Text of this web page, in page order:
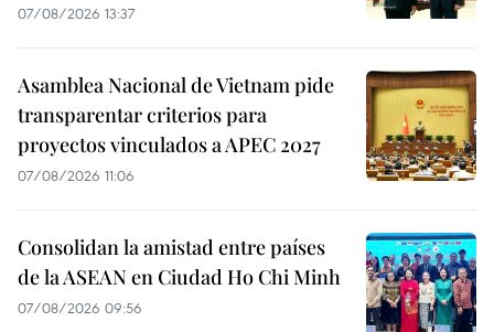
07/08/2026 13:37
Asamblea Nacional de Vietnam pide
transparentar criterios para
proyectos vinculados a APEC 2027
07/08/2026 11:06
Consolidan la amistad entre países
de la ASEAN en Ciudad Ho Chi Minh
07/08/2026 09:56